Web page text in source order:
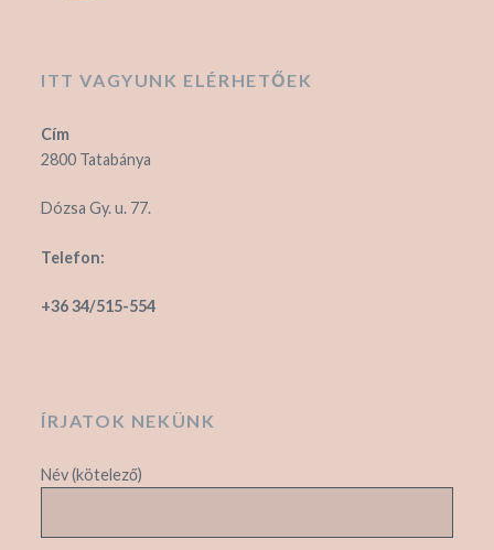
ITT VAGYUNK ELÉRHETŐEK
Cím
2800 Tatabánya
Dózsa Gy. u. 77.
Telefon:
+36 34/515-554
ÍRJATOK NEKÜNK
Név (kötelező)